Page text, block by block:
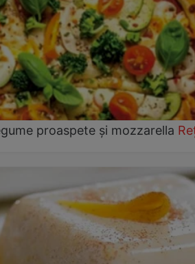
proaspete și mozzarella